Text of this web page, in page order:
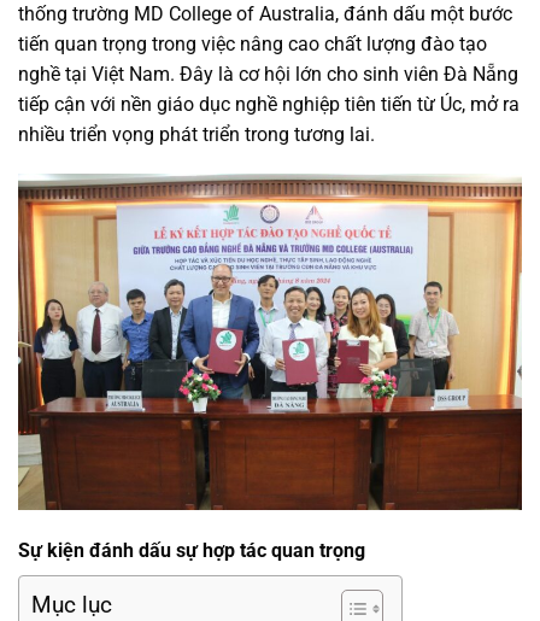
thống trường MD College of Australia, đánh dấu một bước
tiến quan trọng trong việc nâng cao chất lượng đào tạo
nghề tại Việt Nam. Đây là cơ hội lớn cho sinh viên Đà Nẵng
tiếp cận với nền giáo dục nghề nghiệp tiên tiến từ Úc, mở ra
nhiều triển vọng phát triển trong tương lai.
Sự kiện đánh dấu sự hợp tác quan trọng
Mục lục